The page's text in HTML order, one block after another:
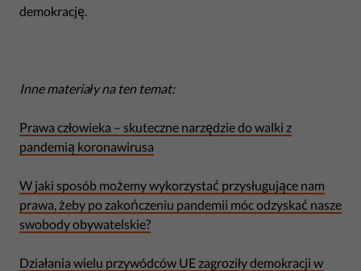
demokrację.
Inne materiały na ten temat:
Prawa człowieka – skuteczne narzędzie do walki z
pandemią koronawirusa
W jaki sposób możemy wykorzystać przysługujące nam
prawa, żeby po zakończeniu pandemii móc odzyskać nasze
swobody obywatelskie?
Działania wielu przywódców UE zagroziły demokracji w